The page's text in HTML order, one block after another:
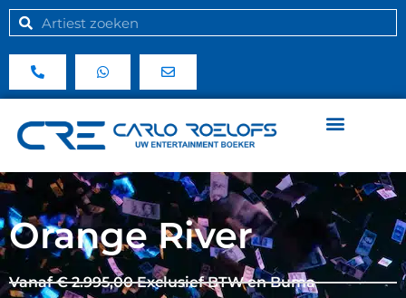
Orange River
Vanaf € 2.995,00 Exclusief BTW en Buma